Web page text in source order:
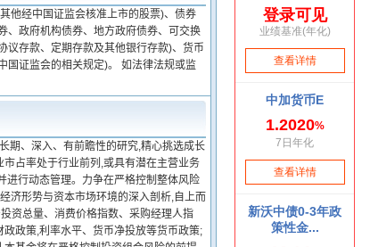
他经中国证监会核准上市的股票)、债券
、政府机构债券、地方政府债券、可交换
议存款、定期存款及其他银行存款)、货币
国证监会的相关规定)。 如法律法规或监
期、深入、有前瞻性的研究,精心挑选成长
占率处于行业前列,或具有潜在主营业务
进行动态管理。力争在严格控制整体风险
济形势与资本市场环境的深入剖析,自上而
资总量、消费价格指数、采购经理人指
政策,利率水平、货币净投放等货币政策;